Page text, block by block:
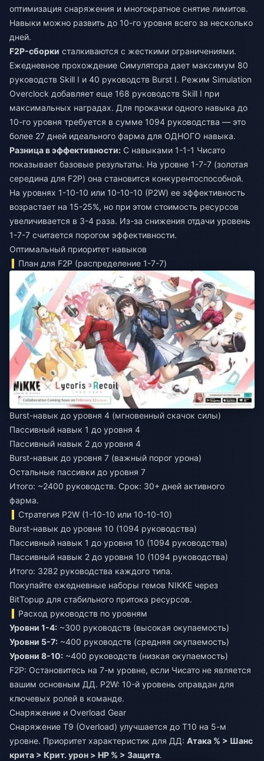
оптимизация снаряжения и многократное снятие лимитов.
Навыки можно развить до 10-го уровня всего за несколько
дней.
F2P-сборки сталкиваются с жесткими ограничениями.
Ежедневное прохождение Симулятора дает максимум 80
руководств Skill I и 40 руководств Burst I. Режим Simulation
Overclock добавляет еще 168 руководств Skill I при
максимальных наградах. Для прокачки одного навыка до
10-го уровня требуется в сумме 1094 руководства — это
более 27 дней идеального фарма для ОДНОГО навыка.
Разница в эффективности: С навыками 1-1-1 Чисато
показывает базовые результаты. На уровне 1-7-7 (золотая
середина для F2P) она становится конкурентоспособной.
На уровнях 1-10-10 или 10-10-10 (P2W) ее эффективность
возрастает на 15-25%, но при этом стоимость ресурсов
увеличивается в 3-4 раза. Из-за снижения отдачи уровень
1-7-7 считается порогом эффективности.
Оптимальный приоритет навыков
План для F2P (распределение 1-7-7)
Burst-навык до уровня 4 (мгновенный скачок силы)
Пассивный навык 1 до уровня 4
Пассивный навык 2 до уровня 4
Burst-навык до уровня 7 (важный порог урона)
Остальные пассивки до уровня 7
Итого: ~2400 руководств. Срок: 30+ дней активного
фарма.
Стратегия P2W (1-10-10 или 10-10-10)
Burst-навык до уровня 10 (1094 руководства)
Пассивный навык 1 до уровня 10 (1094 руководства)
Пассивный навык 2 до уровня 10 (1094 руководства)
Итого: 3282 руководства каждого типа.
Покупайте ежедневные наборы гемов NIKKE через
BitTopup для стабильного притока ресурсов.
Расход руководств по уровням
Уровни 1-4: ~300 руководств (высокая окупаемость)
Уровни 5-7: ~400 руководств (средняя окупаемость)
Уровни 8-10: ~400 руководств (низкая окупаемость)
F2P: Остановитесь на 7-м уровне, если Чисато не является
вашим основным ДД. P2W: 10-й уровень оправдан для
ключевых ролей в команде.
Снаряжение и Overload Gear
Снаряжение Т9 (Overload) улучшается до Т10 на 5-м
уровне. Приоритет характеристик для ДД: Атака % > Шанс
крита > Крит. урон > HP % > Защита.